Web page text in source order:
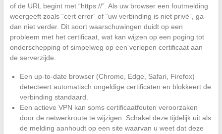
of de URL begint met “https://”. Als uw browser een foutmelding
weergeeft zoals “cert error” of “uw verbinding is niet privé”, ga
dan niet verder. Dit soort waarschuwingen duidt op een
probleem met het certificaat, wat kan wijzen op een poging tot
onderschepping of simpelweg op een verlopen certificaat aan
de serverzijde.
Een up-to-date browser (Chrome, Edge, Safari, Firefox)
detecteert automatisch ongeldige certificaten en blokkeert de
verbinding standaard.
Een actieve VPN kan soms certificaatfouten veroorzaken
door de netwerkroute te wijzigen. Schakel deze tijdelijk uit als
de melding aanhoudt op een site waarvan u weet dat deze